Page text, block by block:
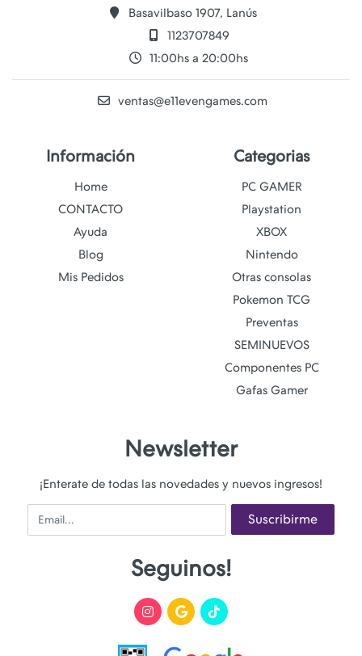
Basavilbaso 1907, Lanús
1123707849
11:00hs a 20:00hs
ventas@e11evengames.com
Información
Home
CONTACTO
Ayuda
Blog
Mis Pedidos
Categorias
PC GAMER
Playstation
XBOX
Nintendo
Otras consolas
Pokemon TCG
Preventas
SEMINUEVOS
Componentes PC
Gafas Gamer
Newsletter
¡Enterate de todas las novedades y nuevos ingresos!
Email Suscribirme
Seguinos!